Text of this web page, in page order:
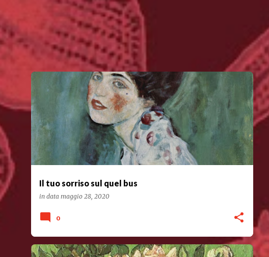
Il tuo sorriso sul quel bus
in data maggio 28, 2020
POESIA
0